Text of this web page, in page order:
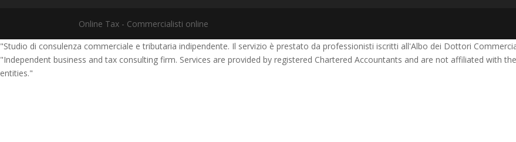
Online Tax - Commercialisti online
"Studio di consulenza commerciale e tributaria indipendente. Il servizio è prestato da professionisti iscritti all'Albo dei Dottori
"Independent business and tax consulting firm. Services are provided by registered Chartered Accountants and are not affiliated with
entities."